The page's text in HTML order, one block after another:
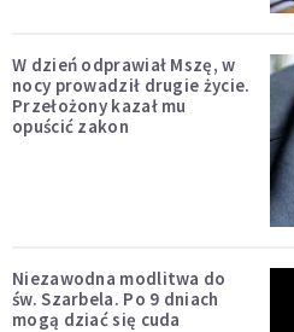
W dzień odprawiał Mszę, w
nocy prowadził drugie życie.
Przełożony kazał mu
opuścić zakon
Niezawodna modlitwa do
św. Szarbela. Po 9 dniach
mogą dziać się cuda